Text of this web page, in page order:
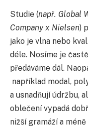
Studie (např. Global
Company x Nielsen)
jako je vlna nebo
déle. Nosíme je
předáváme dál.
například modal,
a usnadňují údržbu,
oblečení vypadá
nižší gramáží a